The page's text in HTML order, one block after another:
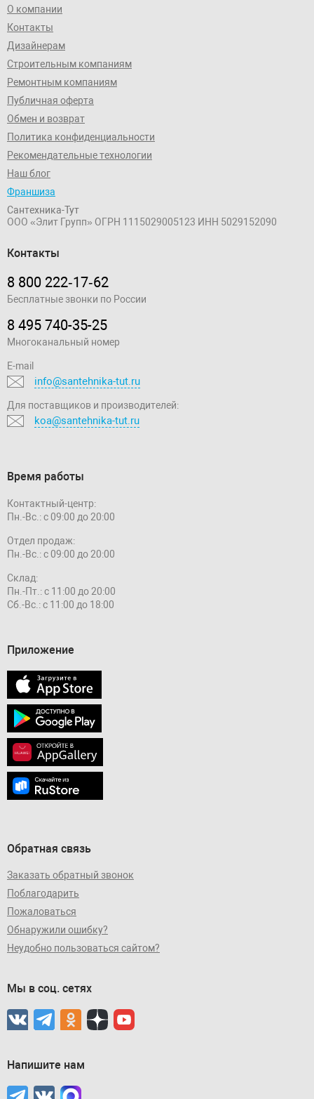
О компании
Контакты
Дизайнерам
Строительным компаниям
Ремонтным компаниям
Публичная оферта
Обмен и возврат
Политика конфиденциальности
Рекомендательные технологии
Наш блог
Франшиза
Сантехника-Тут
ООО «Элит Групп» ОГРН 1115029005123 ИНН 5029152090
Контакты
8 800 222‑17‑62
Бесплатные звонки по России
8 495 740-35-25
Многоканальный номер
E-mail
info@santehnika-tut.ru
Для поставщиков и производителей:
koa@santehnika-tut.ru
Время работы
Контактный-центр:
Пн.-Вс.: с 09:00 до 20:00
Отдел продаж:
Пн.-Вс.: с 09:00 до 20:00
Склад:
Пн.-Пт.: с 11:00 до 20:00
Сб.-Вс.: с 11:00 до 18:00
Приложение
Обратная связь
Заказать обратный звонок
Поблагодарить
Пожаловаться
Обнаружили ошибку?
Неудобно пользоваться сайтом?
Мы в соц. сетях
Напишите нам